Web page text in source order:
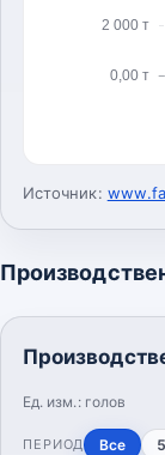
0,00 т
2 000 т
Источник:
Ед. изм.: голов
ПЕРИОД Все